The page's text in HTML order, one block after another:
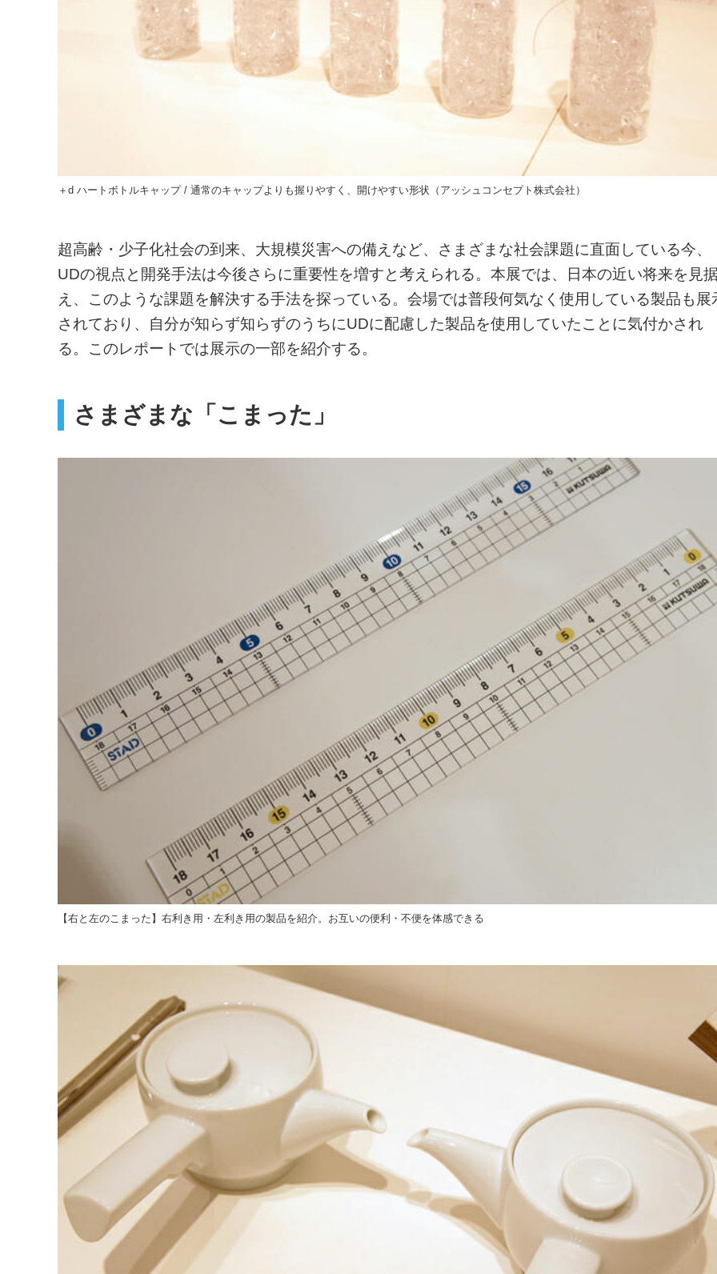
＋d ハートボトルキャップ / 通常のキャップよりも握りやすく、開けやすい形状（アッシュコンセプト株式会社）
超高齢・少子化社会の到来、大規模災害への備えなど、さまざまな社会課題に直面している今、
UDの視点と開発手法は今後さらに重要性を増すと考えられる。本展では、日本の近い将来を見
え、このような課題を解決する手法を探っている。会場では普段何気なく使用している製品も展
されており、自分が知らず知らずのうちにUDに配慮した製品を使用していたことに気付かされ
る。このレポートでは展示の一部を紹介する。
さまざまな「こまった」
【右と左のこまった】右利き用・左利き用の製品を紹介。お互いの便利・不便を体感できる